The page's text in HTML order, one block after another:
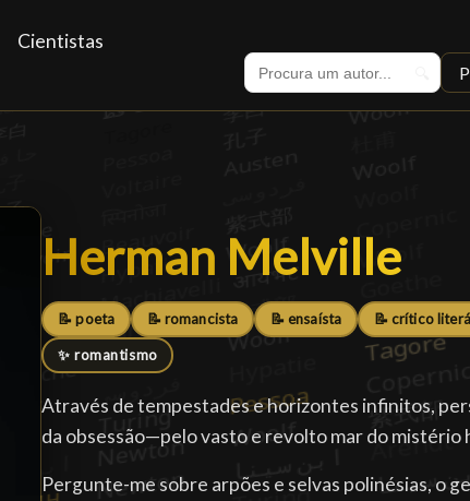
Cientistas
Herman Melville
Herman Melville
📝 poeta 📝 romancista 📝 ensaísta 📝 crítico
✨ romantismo
Através de tempestades e horizontes infinitos,
da obsessão—pelo vasto e revolto mar do mistério
Pergunte-me sobre arpões e selvas polinésias, o